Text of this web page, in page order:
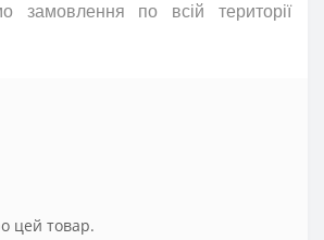
замовлення по всій території
цей товар.